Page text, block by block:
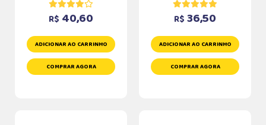
R$ 40,60
ADICIONAR AO CARRINHO
COMPRAR AGORA
R$ 36,50
ADICIONAR AO CARRINHO
COMPRAR AGORA